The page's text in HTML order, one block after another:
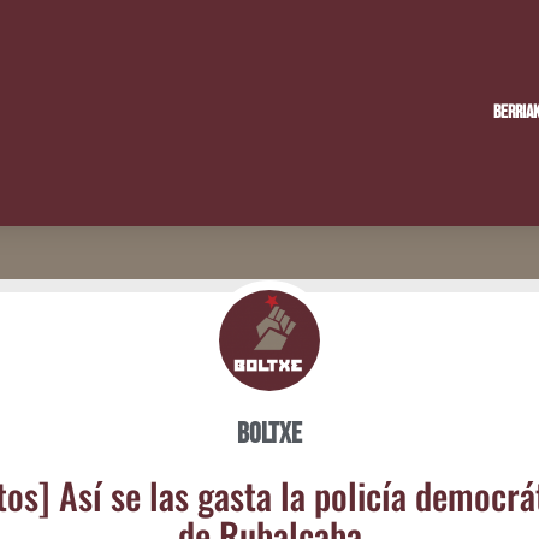
Boltxe
Así se las gas­ta la poli­cía